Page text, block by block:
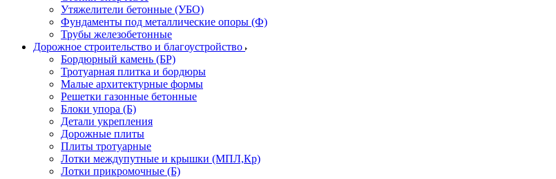
Утяжелители бетонные (УБО)
Фундаменты под металлические опоры (Ф)
Трубы железобетонные
Дорожное строительство и благоустройство
Бордюрный камень (БР)
Тротуарная плитка и бордюры
Малые архитектурные формы
Решетки газонные бетонные
Блоки упора (Б)
Детали укрепления
Дорожные плиты
Плиты тротуарные
Лотки междупутные и крышки (МПЛ,Кр)
Лотки прикромочные (Б)